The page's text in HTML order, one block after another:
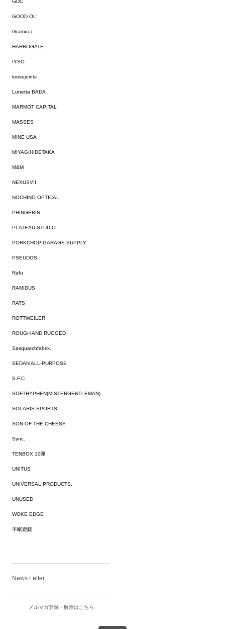
GDC
GOOD OL'
Gramicci
HARROGATE
IYSO
loosejoints
Lunetta BADA
MARMOT CAPITAL
MASSES
MINE USA
MIYAGIHIDETAKA
M&M
NEXUSVII.
NOCHINO OPTICAL
PHINGERIN
PLATEAU STUDIO
PORKCHOP GARAGE SUPPLY
PSEUDOS
Rafu
RAMIDUS
RATS
ROTTWEILER
ROUGH AND RUGGED
Sasquatchfabrix.
SEDAN ALL-PURPOSE
S.F.C
SOFTHYPHEN(MISTERGENTLEMAN)
SOLARIS SPORTS
SON OF THE CHEESE
Sync.
TENBOX 10匣
UNITUS
UNIVERSAL PRODUCTS.
UNUSED
WOKE EDGE
不眠遊戯
News Letter
メルマガ登録・解除はこちら